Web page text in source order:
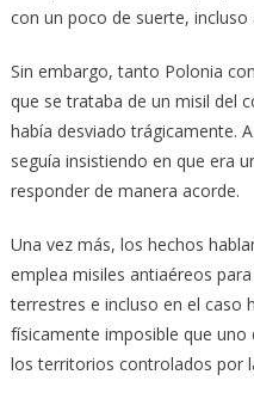
con un poco de suerte,
Sin embargo, tanto Polonia
que se trataba de un misil del
había desviado trágicamente.
seguía insistiendo en que era
responder de manera acorde.
Una vez más, los hechos
emplea misiles antiaéreos
terrestres e incluso en el caso
físicamente imposible que uno
los territorios controlados por